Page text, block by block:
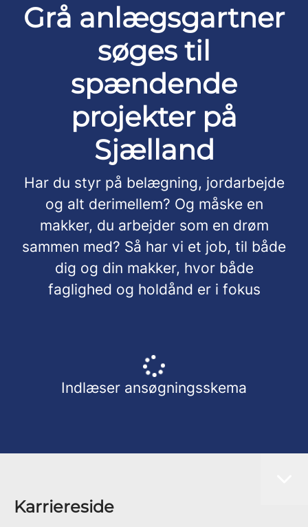
Grå anlægsgartner
søges til
spændende
projekter på
Sjælland
Har du styr på belægning, jordarbejde
og alt derimellem? Og måske en
makker, du arbejder som en drøm
sammen med? Så har vi et job, til både
dig og din makker, hvor både
faglighed og holdånd er i fokus
Indlæser ansøgningsskema
Karriereside